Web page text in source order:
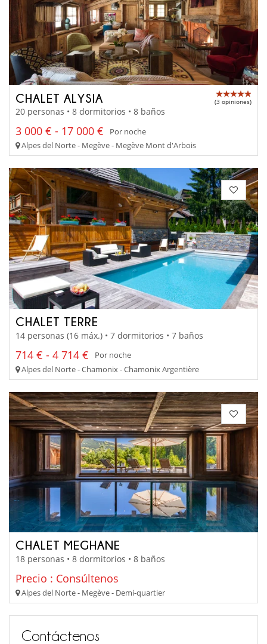
CHALET ALYSIA (3 opiniones)
20 personas • 8 dormitorios • 8 baños
3 000 € - 17 000 €
Por noche
Alpes del Norte - Megève - Megève Mont d'Arbois
CHALET TERRE
14 personas (16 máx.) • 7 dormitorios • 7 baños
714 € - 4 714 €
Por noche
Alpes del Norte - Chamonix - Chamonix Argentière
CHALET MEGHANE
18 personas • 8 dormitorios • 8 baños
Precio : Consúltenos
Alpes del Norte - Megève - Demi-quartier
Contáctenos